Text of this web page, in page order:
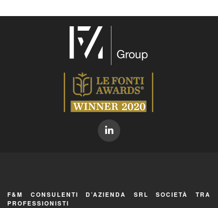
F&M CONSULENTI D’AZIENDA SRL SOCIETÀ TRA
PROFESSIONISTI